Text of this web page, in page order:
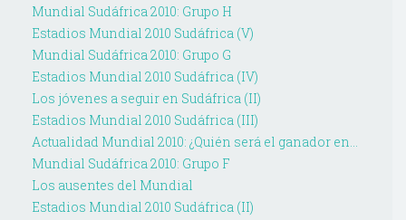
Mundial Sudáfrica 2010: Grupo H
Estadios Mundial 2010 Sudáfrica (V)
Mundial Sudáfrica 2010: Grupo G
Estadios Mundial 2010 Sudáfrica (IV)
Los jóvenes a seguir en Sudáfrica (II)
Estadios Mundial 2010 Sudáfrica (III)
Actualidad Mundial 2010: ¿Quién será el ganador en...
Mundial Sudáfrica 2010: Grupo F
Los ausentes del Mundial
Estadios Mundial 2010 Sudáfrica (II)